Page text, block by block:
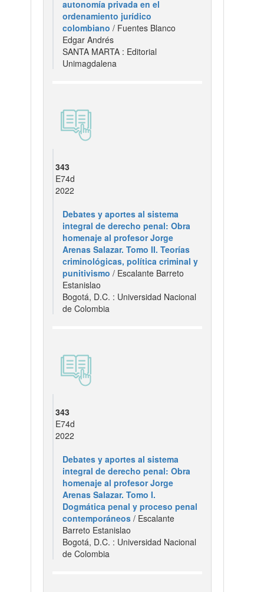
autonomía privada en el
ordenamiento jurídico
colombiano / Fuentes Blanco
Edgar Andrés
SANTA MARTA : Editorial
Unimagdalena
343
E74d
2022
Debates y aportes al sistema
integral de derecho penal: Obra
homenaje al profesor Jorge
Arenas Salazar. Tomo II. Teorías
criminológicas, política criminal y
punitivismo / Escalante Barreto
Estanislao
Bogotá, D.C. : Universidad Nacional
de Colombia
343
E74d
2022
Debates y aportes al sistema
integral de derecho penal: Obra
homenaje al profesor Jorge
Arenas Salazar. Tomo I.
Dogmática penal y proceso penal
contemporáneos / Escalante
Barreto Estanislao
Bogotá, D.C. : Universidad Nacional
de Colombia